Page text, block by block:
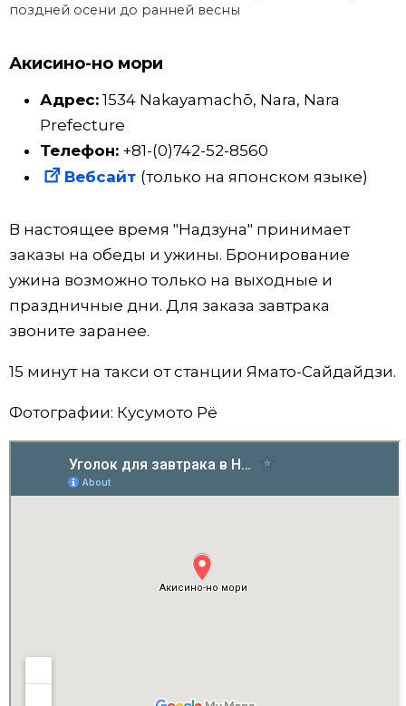
поздней осени до ранней весны
Акисино-но мори
Адрес:1534 Nakayamachō, Nara, Nara
Prefecture
Телефон:+81-(0)742-52-8560
Вебсайт (только на японском языке)
В настоящее время "Надзуна" принимает
заказы на обеды и ужины. Бронирование
ужина возможно только на выходные и
праздничные дни. Для заказа завтрака
звоните заранее.
15 минут на такси от станции Ямато-Сайдайдзи.
Фотографии: Кусумото Рё